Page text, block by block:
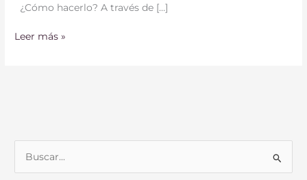
¿Cómo hacerlo? A través de […]
Leer más »